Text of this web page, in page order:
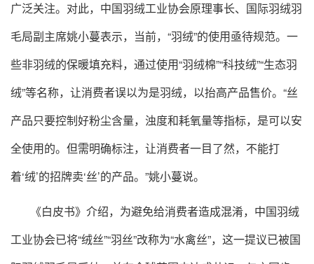
广泛关注。对此，中国羽绒工业协会原理事长、国际羽绒羽
毛局副主席姚小蔓表示，当前，“羽绒”的使用亟待规范。一
些非羽绒的保暖填充料，通过使用“羽绒棉”“科技绒”“生态羽
绒”等名称，让消费者误以为是羽绒，以抬高产品售价。“丝
产品只要控制好粉尘含量，浊度和耗氧量等指标，是可以安
全使用的。但需明确标注，让消费者一目了然，不能打
着‘绒’的招牌卖‘丝’的产品。”姚小蔓说。
《白皮书》介绍，为避免给消费者造成混淆，中国羽绒
工业协会已将“绒丝”“羽丝”改称为“水禽丝”，这一提议已被国